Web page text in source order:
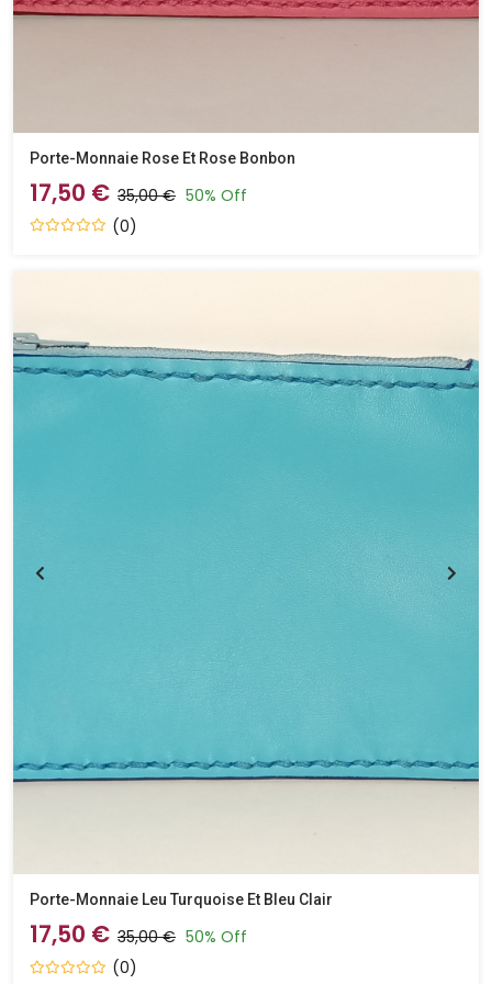
Porte-Monnaie Rose Et Rose Bonbon
17,50 € 35,00 € 50% Off
(0)
Porte-Monnaie Leu Turquoise Et Bleu Clair
17,50 € 35,00 € 50% Off
(0)